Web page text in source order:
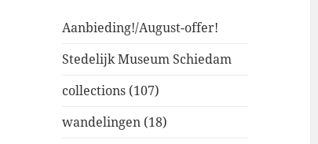
Aanbieding!/August-offer!
Stedelijk Museum Schiedam
collections (107)
wandelingen (18)